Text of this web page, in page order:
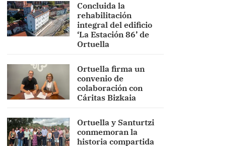
Concluida la
rehabilitación
integral del edificio
‘La Estación 86’ de
Ortuella
Ortuella firma un
convenio de
colaboración con
Cáritas Bizkaia
Ortuella y Santurtzi
conmemoran la
historia compartida